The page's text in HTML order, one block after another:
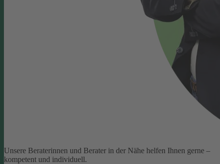
Unsere Beraterinnen und Berater in der Nähe helfen Ihnen gerne –
kompetent und individuell.